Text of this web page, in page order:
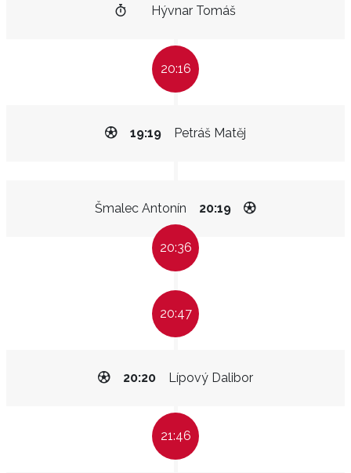
Hývnar Tomáš
20:16
Petráš Matěj
19:19
Šmalec Antonín 20:19
20:36
20:47
Lípový Dalibor
20:20
21:46